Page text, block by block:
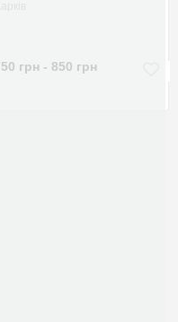
грн - 850 грн